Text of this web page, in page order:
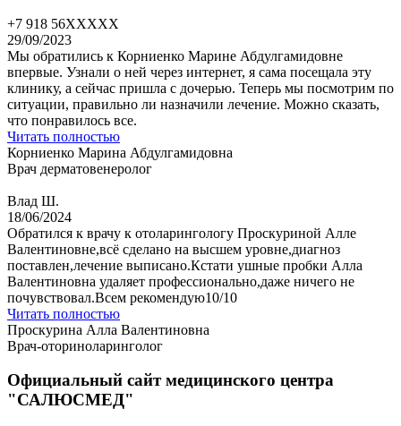
+7 918 56XXXXX
29/09/2023
Мы обратились к Корниенко Марине Абдулгамидовне
впервые. Узнали о ней через интернет, я сама посещала эту
клинику, а сейчас пришла с дочерью. Теперь мы посмотрим по
ситуации, правильно ли назначили лечение. Можно сказать,
что понравилось все.
Читать полностью
Корниенко Марина Абдулгамидовна
Врач дерматовенеролог
Влад Ш.
18/06/2024
Обратился к врачу к отоларингологу Проскуриной Алле
Валентиновне,всё сделано на высшем уровне,диагноз
поставлен,лечение выписано.Кстати ушные пробки Алла
Валентиновна удаляет профессионально,даже ничего не
почувствовал.Всем рекомендую10/10
Читать полностью
Проскурина Алла Валентиновна
Врач-оториноларинголог
Официальный сайт медицинского центра
"САЛЮСМЕД"